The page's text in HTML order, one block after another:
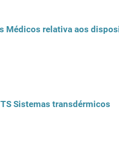
Médicos relativa aos
Sistemas transdérmicos